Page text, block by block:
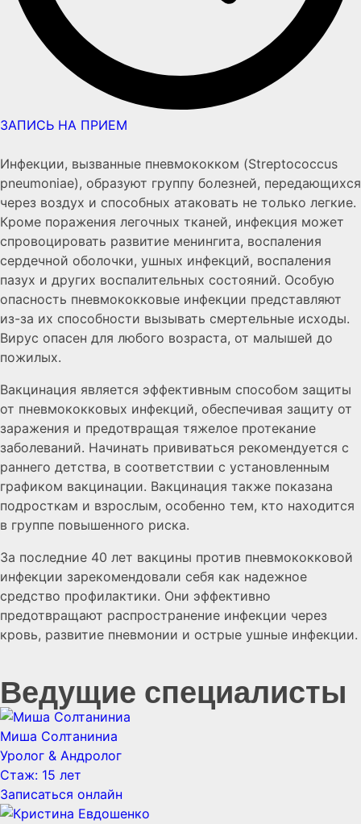
ЗАПИСЬ НА ПРИЕМ
Инфекции, вызванные пневмококком (Streptococcus
pneumoniae), образуют группу болезней, передающихся
через воздух и способных атаковать не только легкие.
Кроме поражения легочных тканей, инфекция может
спровоцировать развитие менингита, воспаления
сердечной оболочки, ушных инфекций, воспаления
пазух и других воспалительных состояний. Особую
опасность пневмококковые инфекции представляют
из-за их способности вызывать смертельные исходы.
Вирус опасен для любого возраста, от малышей до
пожилых.
Вакцинация является эффективным способом защиты
от пневмококковых инфекций, обеспечивая защиту от
заражения и предотвращая тяжелое протекание
заболеваний. Начинать прививаться рекомендуется с
раннего детства, в соответствии с установленным
графиком вакцинации. Вакцинация также показана
подросткам и взрослым, особенно тем, кто находится
в группе повышенного риска.
За последние 40 лет вакцины против пневмококковой
инфекции зарекомендовали себя как надежное
средство профилактики. Они эффективно
предотвращают распространение инфекции через
кровь, развитие пневмонии и острые ушные инфекции.
Ведущие специалисты
Миша Солтаниниа
Уролог & Aндролог
Стаж: 15 лет
Записаться онлайн